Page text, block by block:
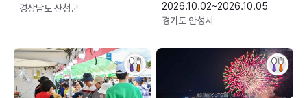
경상남도 산청군
2026.10.02~2026.10.05
경기도 안성시